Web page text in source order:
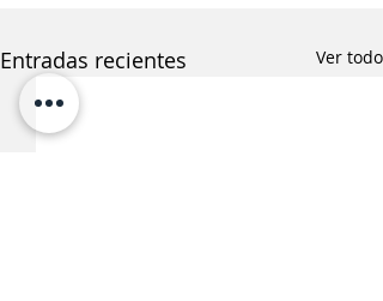
Entradas recientes Ver todo